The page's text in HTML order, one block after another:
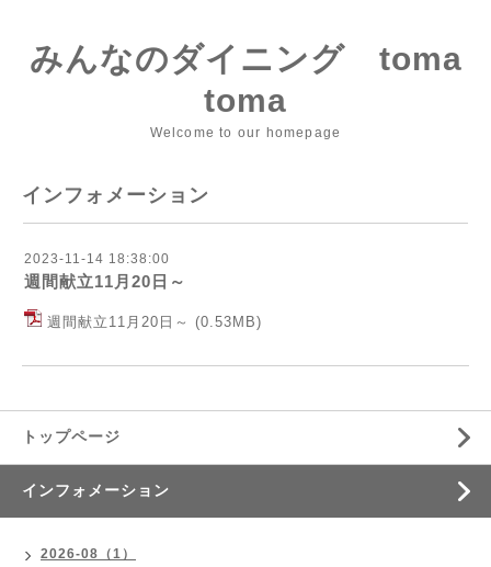
みんなのダイニング toma
toma
Welcome to our homepage
インフォメーション
2023-11-14 18:38:00
週間献立11月20日～
週間献立11月20日～ (0.53MB)
トップページ
インフォメーション
2026-08（1）